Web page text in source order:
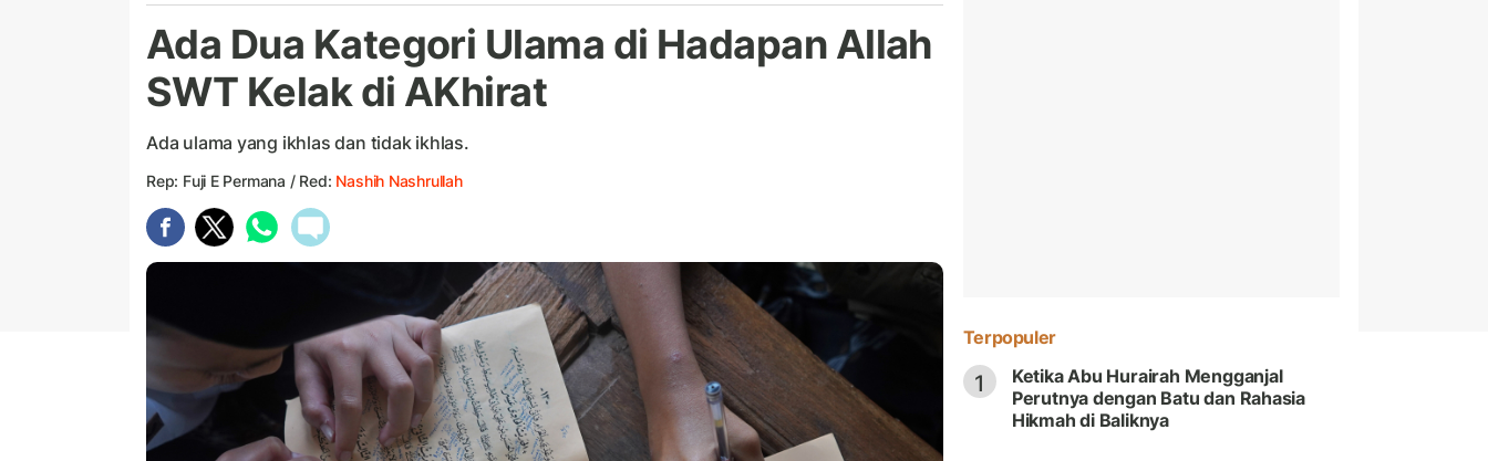
Ada Dua Kategori Ulama di Hadapan Allah
SWT Kelak di AKhirat
Ada ulama yang ikhlas dan tidak ikhlas.
Rep: Fuji E Permana / Red: Nashih Nashrullah
Terpopuler
1
Ketika Abu Hurairah Mengganjal
Perutnya dengan Batu dan Rahasia
Hikmah di Baliknya